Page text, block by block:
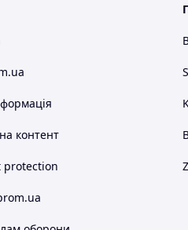
контент
protection